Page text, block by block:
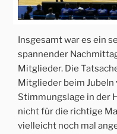
Insgesamt war es ein
spannender
Mitglieder. Die
Mitglieder beim Jubeln
Stimmungslage in der
nicht für die richtige
vielleicht noch mal